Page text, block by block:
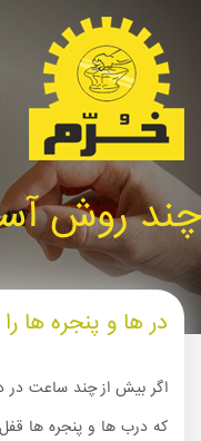
چند روش
در ها و پنجره ها
اگر بیش از چند ساعت در
که درب ها و پنجره ها